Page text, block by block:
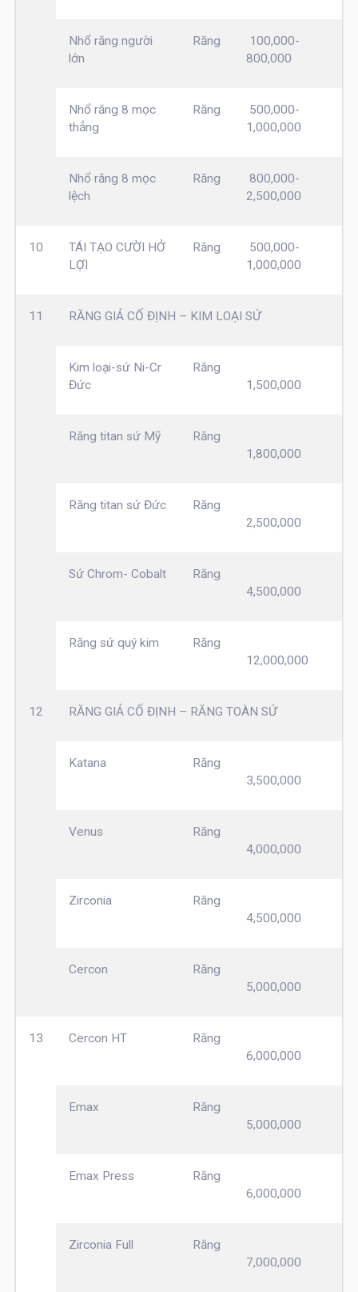
Nhổ răng người
lớn
Răng
100,000-
800,000
Nhổ răng 8 mọc
thẳng
Răng
500,000-
1,000,000
Nhổ răng 8 mọc
lệch
Răng
800,000-
2,500,000
10
TÁI TẠO CƯỜI HỞ
LỢI
Răng
500,000-
1,000,000
11 RĂNG GIẢ CỐ ĐỊNH – KIM LOẠI SỨ
Kim loại-sứ Ni-Cr
Đức
Răng
1,500,000
Răng titan sứ Mỹ
Răng
1,800,000
Răng titan sứ Đức
Răng
2,500,000
Sứ Chrom- Cobalt
Răng
4,500,000
Răng sứ quý kim
Răng
12,000,000
12 RĂNG GIẢ CỐ ĐỊNH – RĂNG TOÀN SỨ
Katana
Răng
3,500,000
Venus
Răng
4,000,000
Zirconia
Răng
4,500,000
Cercon
Răng
5,000,000
13 Cercon HT
Răng
6,000,000
Emax
Răng
5,000,000
Emax Press
Răng
6,000,000
Zirconia Full
Răng
7,000,000